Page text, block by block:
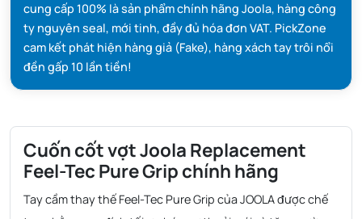
cung cấp 100% là sản phẩm chính hãng Joola, hàng công
ty nguyên seal, mới tinh, đầy đủ hóa đơn VAT. PickZone
cam kết phát hiện hàng giả (Fake), hàng xách tay trôi nổi
đền gấp 10 lần tiền!
Cuốn cốt vợt Joola Replacement
Feel-Tec Pure Grip chính hãng
Tay cầm thay thế Feel-Tec Pure Grip của JOOLA được chế